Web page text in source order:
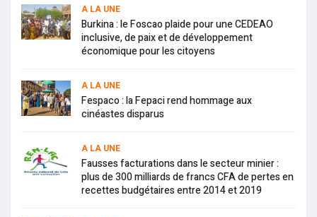
A LA UNE
Burkina : le Foscao plaide pour une CEDEAO
inclusive, de paix et de développement
économique pour les citoyens
A LA UNE
Fespaco : la Fepaci rend hommage aux
cinéastes disparus
A LA UNE
Fausses facturations dans le secteur minier :
plus de 300 milliards de francs CFA de pertes en
recettes budgétaires entre 2014 et 2019